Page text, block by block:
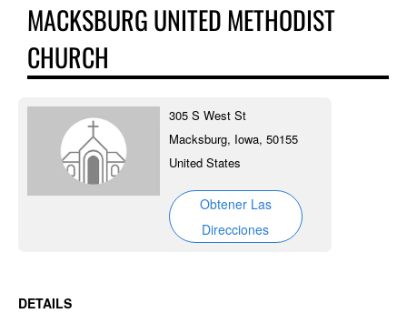
MACKSBURG UNITED METHODIST
CHURCH
305 S West St
Macksburg, Iowa, 50155
United States
Obtener Las
Direcciones
DETAILS